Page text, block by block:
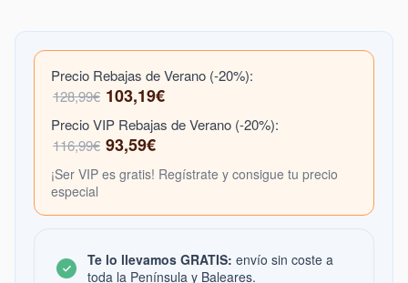
Precio Rebajas de Verano (-20%):
128,99€ 103,19€
Precio VIP Rebajas de Verano (-20%):
116,99€ 93,59€
¡Ser VIP es gratis! Regístrate y consigue tu precio
especial
Te lo llevamos GRATIS: envío sin coste a
toda la Península y Baleares.